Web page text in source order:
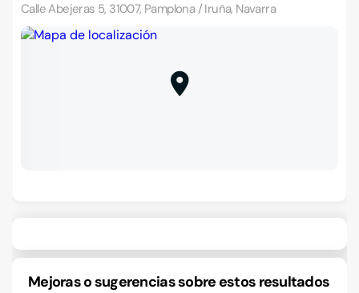
Calle Abejeras 5, 31007, Pamplona / Iruña, Navarra
Mejoras o sugerencias sobre estos resultados